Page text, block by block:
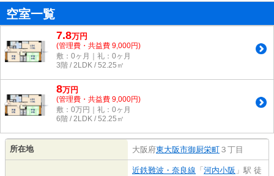
空室一覧
7.8万円
(管理費・共益費 9,000円)
敷：0ヶ月｜礼：0ヶ月
3階 / 2LDK / 52.25㎡
8万円
(管理費・共益費 9,000円)
敷：0万円｜礼：0ヶ月
6階 / 2LDK / 52.25㎡
所在地 大阪府東大阪市御厨栄町 ３丁目
近鉄難波・奈良線 「 河内小阪 」駅 徒